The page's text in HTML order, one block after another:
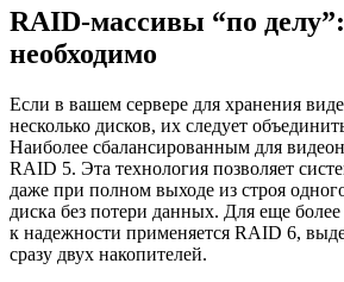
RAID-массивы “по
необходимо
Если в вашем сервере для хранения
несколько дисков, их следует
Наиболее сбалансированным для
RAID 5. Эта технология позволяет
даже при полном выходе из строя
диска без потери данных. Для еще
к надежности применяется RAID 6,
сразу двух накопителей.